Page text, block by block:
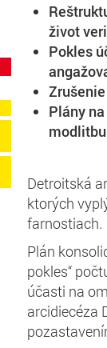
život
Pokles
Plány
Detroitská
ktorých
farnostiach.
Plán
pokles“
účasti na
arcidiecéza